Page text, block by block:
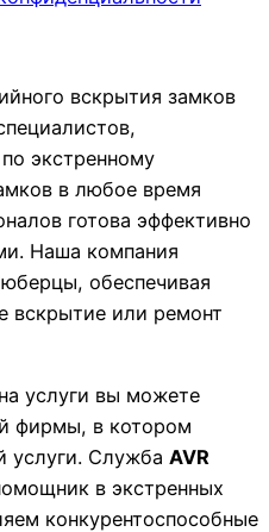
вскрытия замков
экстренному
в любое время
готова эффективно
Наша компания
обеспечивая
вскрытие или ремонт
услуги вы можете
фирмы, в котором
услуги. Служба AVR
в экстренных
конкурентоспособные